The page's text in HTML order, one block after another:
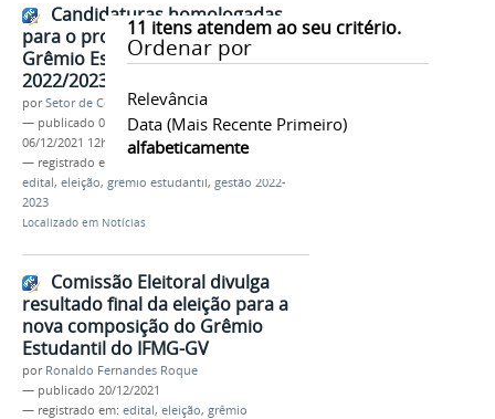
11 itens atendem ao seu critério.
Ordenar por
Relevância
Data (mais Recente Primeiro)
alfabeticamente
Candidaturas homologadas
para o processo eleitoral do
Grêmio Estudantil - gestão
2022/2023
porSetor de Comunicação
— publicado 06/12/2021 —última modificação
06/12/2021 12h57
— registrado em:
edital, eleição, grêmio estudantil, gestão 2022-
2023
Localizado em Notícias
Comissão Eleitoral divulga
resultado final da eleição para a
nova composição do Grêmio
Estudantil do IFMG-GV
por Ronaldo Fernandes Roque
— publicado 20/12/2021
— registrado em: edital, eleição, grêmio